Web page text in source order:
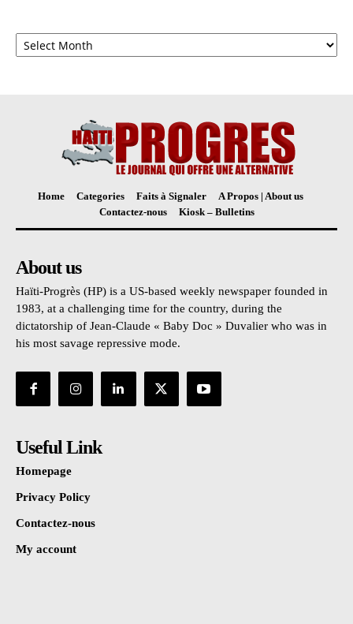
Archives
Home Categories Faits à Signaler
A Propos | About us
Contactez-nous
Kiosk – Bulletins
About us
Haïti-Progrès (HP) is a US-based weekly newspaper founded in
1983, at a challenging time for the country, during the
dictatorship of Jean-Claude « Baby Doc » Duvalier who was in
his most savage repressive mode.
Useful Link
Homepage
Privacy Policy
Contactez-nous
My account